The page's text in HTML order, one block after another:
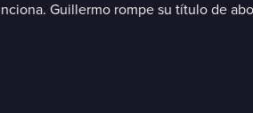
Guillermo rompe su título de